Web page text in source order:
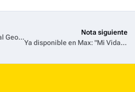
El documental de National Geographic Océanos con David Attenborough estrena el 8 de junio en Disney+ en el Día Mundial de los Oceános
Nota siguiente
Ya disponible en Max: "Mi Vida con Tourette", lo cotidiano con otro ritmo